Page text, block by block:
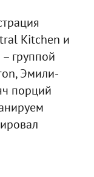
Kitchen и
группой
Эмили-
порций